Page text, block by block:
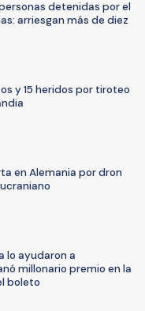
detenidas por el
arriesgan más de diez
y 15 heridos por tiroteo
en Alemania por dron
lo ayudaron a
millonario premio en la
boleto